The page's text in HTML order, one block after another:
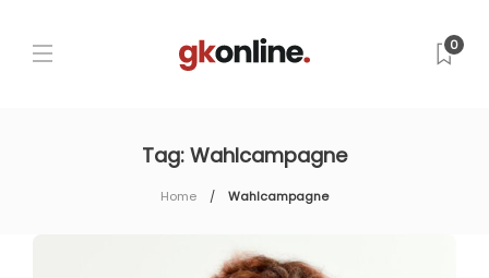
0
Tag: Wahlcampagne
Home Wahlcampagne